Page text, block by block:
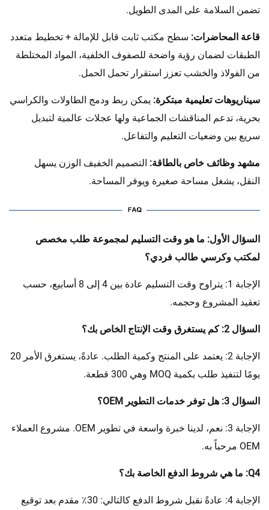
تضمن السلامة على المدى الطويل.
قاعة المحاضرات: سطح مكتب ثابت قابل للإمالة + تخطيط متعدد
الطبقات لضمان رؤية واضحة للصفوف الخلفية، المواد المختلطة
من الفولاذ والخشب تعزز استقرار تحمل الحمل.
سيناريوهات تعليمية مبتكرة: يمكن ربط ودمج الطاولات والكراسي
بحرية، تدعم المناقشات الجماعية ولها عجلات عالمية لتبديل
سريع بين وضعيات التعليم والتفاعل.
مشهد وظائف خاص بالطاقة: التصميم الخفيف الوزن يسهل
النقل، يشغل مساحة صغيرة ويوفر المساحة.
السؤال الأول: ما هو وقت التسليم لمجموعة طلب مخصص
لمكتب وكرسي طالب فردي؟
الإجابة 1: يتراوح وقت التسليم عادة بين 4 إلى 8 أسابيع، حسب
تعقيد المشروع وحجمه.
السؤال 2: كم يستغرق وقت الإنتاج الخاص بك؟
الإجابة 2: يعتمد على المنتج وكمية الطلب. عادةً، يستغرق الأمر 20
يومًا لتنفيذ طلب بكمية MOQ وهي 300 قطعة.
السؤال 3: هل توفر خدمات التطوير OEM؟
الإجابة 3: نعم، لدينا خبرة واسعة في تطوير OEM. مشروع العملاء
OEM مرحباً به.
Q4: ما هي شروط الدفع الخاصة بك؟
الإجابة 4: عادةً نقبل شروط الدفع كالتالي: 30٪ مقدم بعد توقيع